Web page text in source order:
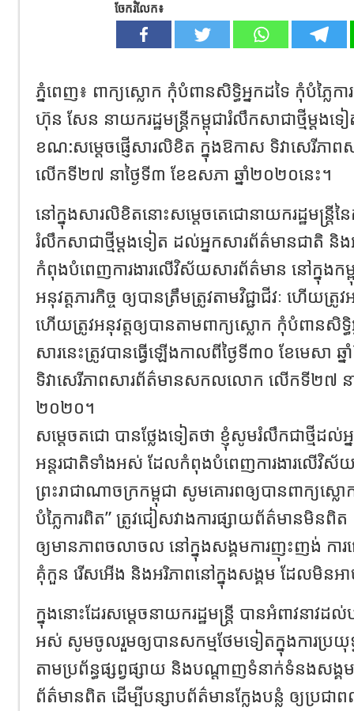
ចែករំលែក៖
ភ្នំពេញ​៖ ពាក្យស្លោក កុំ​បំពាន​សិទ្ធិ​អ្នកដទៃ កុំបំភ្លៃក
ហ៊ុន សែន នាយករដ្ឋមន្ត្រីកម្ពុជារំលឹកសាជាថ្មីម្តង
ខណ:សម្តេចផ្ញើសារលិខិត ក្នុងឱកាស ទិវា​សេរីភ
លើក​ទី​២៧ នា​ថ្ងៃទី​៣ ខែឧសភា ឆ្នាំ​២០២០​នេះ។​
នៅក្នុងសារលិខិតនោះសម្តេចតេជោនាយករដ្ឋមន្រ្តីនៃ
រំលឹក​សាជាថ្មី​ម្ដងទៀត ដល់​អ្នកសារព័ត៌មាន​ជាតិ និ
កំពុង​បំពេញការងារ​លើ​វិស័យ​សារព័ត៌មាន នៅក្នុង​កម្
អនុវត្ត​ភារកិច្ច ឲ្យ​បាន​ត្រឹមត្រូវ​តាម​វិជ្ជាជីវៈ ហើយ​ត្រូវ
ហើយ​ត្រូវអនុវត្ត​ឲ្យ​បាន​តាម​ពាក្យស្លោក កុំ​បំពាន​សិទ្ធិ​
សារនេះត្រូវបានធ្វើឡើងកាលពីថ្ងៃទី៣០ ខែមេសា ឆ្
ទិវា​សេរីភាព​សារព័ត៌មាន​សកលលោក លើក​ទី​២៧ នា​
២០២០​។​
សម្តេច​ត​ជោ បាន​ថ្លែងទៀតថា ខ្ញុំ​សូម​រំលឹក​ជាថ្មី​ដល់​
អន្តរជាតិ​ទាំងអស់ ដែល​កំពុង​បំពេញការងារ​លើ​វិស័
ព្រះរាជាណាចក្រ​កម្ពុជា សូមគោរពឲ្យបានពាក្យស្ល
បំភ្លៃ​ការពិត​” ត្រូវ​ជៀសវាង​ការផ្សាយ​ព័ត៌មាន​មិន​ពិត
ឲ្យ​មាន​ភាពចលាចល នៅក្នុង​សង្គម​ការ​ញុះញង់ ការជេ
គុំកួន រើសអើង និង​អរិភាព​នៅក្នុង​សង្គម ដែល​មិន
ក្នុងនោះដែរ​សម្តេចនាយក​រដ្ឋមន្ត្រី បាន​អំពាវនាវ​ដ
អស់ សូមចូលរួម​ឲ្យ​បាន​សកម្ម​ថែម​ទៀតក្នុងការ​ប្រយុទ្
តាម​ប្រព័ន្ធ​ផ្សព្វផ្សាយ និង​បណ្តាញ​ទំនាក់ទំនង​សង្គ
ព័ត៌មាន​ពិត ដើម្បី​បន្សាប​ព័ត៌មាន​ក្លែងបន្លំ ឲ្យ​ប្រជ